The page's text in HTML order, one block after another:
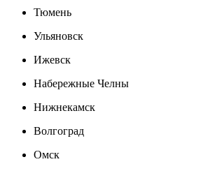
Тюмень
Ульяновск
Ижевск
Набережные Челны
Нижнекамск
Волгоград
Омск